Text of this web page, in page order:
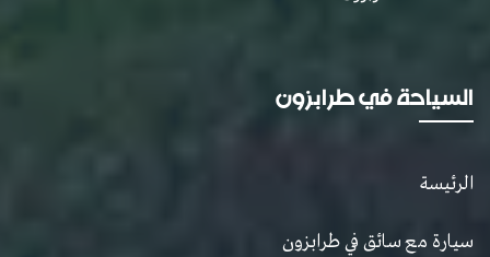
السياحة في طرابزون
الرئيسة
سيارة مع سائق في طرابزون